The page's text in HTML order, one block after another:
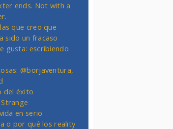
ends. Not with a
que creo que
sido un fracaso
gusta: escribiendo
@borjaventura,
del éxito
en serio
o por qué los reality